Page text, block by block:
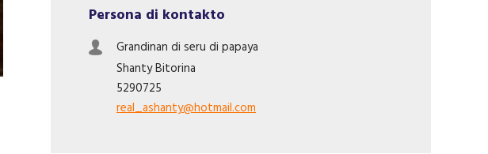
Persona di kontakto
Grandinan di seru di papaya
ShantyBitorina
5290725
real_ashanty@hotmail.com